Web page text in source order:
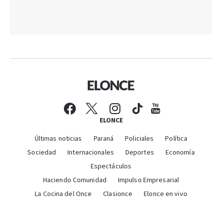
ELONCE
Últimas noticias Paraná Policiales
Política
Sociedad
Internacionales Deportes
Economía
Espectáculos
Haciendo Comunidad
Impulso Empresarial
La Cocina del Once
Clasionce Elonce en vivo